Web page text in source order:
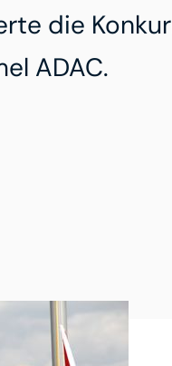
die
ADAC.